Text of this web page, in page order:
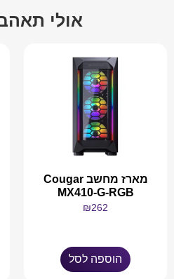
אולי
מארז מחשב Cougar
MX410-G-RGB
₪262
הוספה לסל